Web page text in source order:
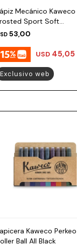
Mecánico Kaweco
Sport Soft
0.7 mm
53,00
USD 45,05
Exclusivo web
Kaweco Perkeo
Ball All Black